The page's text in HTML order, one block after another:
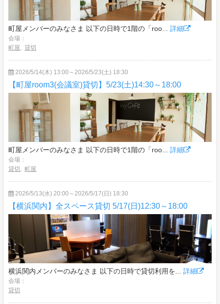
町屋メンバーのみなさま 以下の日時で1階の「roo... 詳細
会場：
町屋, 貸切
2026/5/14(木) 13:00～2026/5/23(土) 18:30
【町屋room3(会議室)貸切】5/23(土)14:30～18:00
町屋メンバーのみなさま 以下の日時で1階の「roo... 詳細
会場：
貸切 , 町屋
2026/5/13(水) 20:00～2026/5/17(日) 18:30
【横浜関内】全スペース貸切 5/17(日)12:30～18:00
横浜関内メンバーのみなさま 以下の日時で貸切利用を... 詳細
会場：
貸切